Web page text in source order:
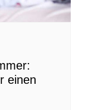
einen